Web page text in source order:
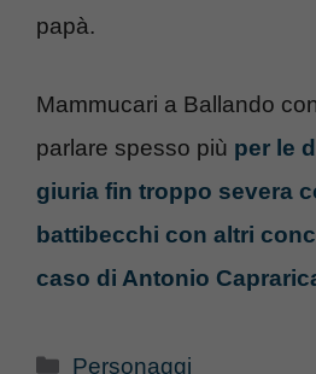
papà.
Mammucari a Ballando
parlare spesso più per le
giuria fin troppo severa
battibecchi con altri
caso di Antonio
Categorie
Personaggi